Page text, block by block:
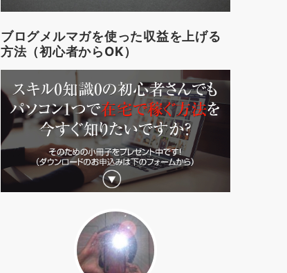
ブログメルマガを使った収益を上げる
方法（初心者からOK）